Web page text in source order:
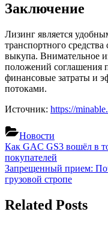
Заключение
Лизинг является
транспортного
выкупа. Внимательное
положений соглашения
финансовые затраты и
потоками.
Источник: https://
Новости
Навигация
по
записям
Previous
Post:
Как GAC GS3 вошёл в
покупателей
Next
Post:
Запрещенный прием:
грузовой стропе
Related Posts